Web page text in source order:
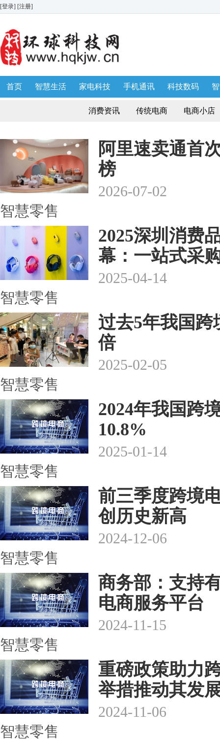
[登录] [注册]
首页 智慧生活 家电科技 手机通讯 科技数码
AWE 家博会消费资讯 传统电商 电商小店
阿里速卖通首
榜
2026-07-02
智慧零售
2025深圳消费
幕：一站式采
2025-04-14
智慧零售
过去5年我国跨
倍
2025-02-05
智慧零售
2024年我国跨
10.8%
2025-01-14
智慧零售
前三季度跨境
创历史新高
2024-12-06
智慧零售
商务部：支持
电商服务平台
2024-11-15
智慧零售
重磅政策助力
举措推动其发
2024-11-06
智慧零售